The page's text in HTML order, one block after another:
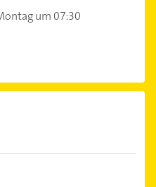
um 07:30